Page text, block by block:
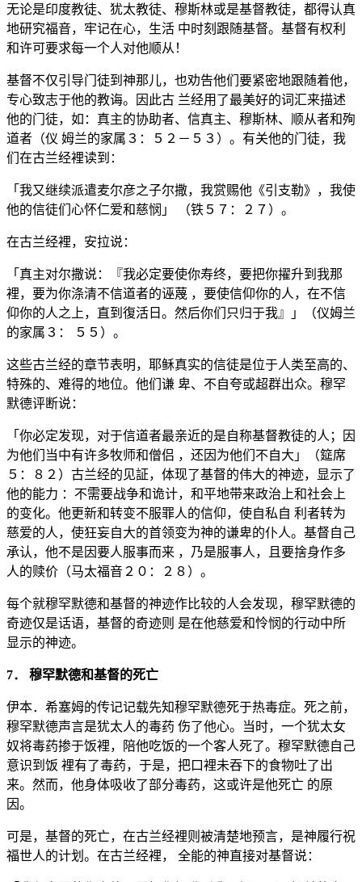
无论是印度教徒、犹太教徒、穆斯林或是基督教徒，都得认真
地研究福音，牢记在心，生活 中时刻跟随基督。基督有权利
和许可要求每一个人对他顺从！
基督不仅引导门徒到神那儿，也劝告他们要紧密地跟随着他，
专心致志于他的教诲。因此古 兰经用了最美好的词汇来描述
他的门徒，如：真主的协助者、信真主、穆斯林、顺从者和殉
道者（仪 姆兰的家属３：５２－５３）。有关他的门徒，我
们在古兰经裡读到：
「我又继续派遣麦尔彦之子尔撒，我赏赐他《引支勒》，我使
他的信徒们心怀仁爱和慈悯」 （铁５７：２７）。
在古兰经裡，安拉说：
「真主对尔撒说：『我必定要使你寿终，要把你擢升到我那
裡，要为你涤清不信道者的诬蔑 ，要使信仰你的人，在不信
仰你的人之上，直到復活日。然后你们只归于我』」（仪姆兰
的家属３： ５５）。
这些古兰经的章节表明，耶稣真实的信徒是位于人类至高的、
特殊的、难得的地位。他们谦 卑、不自夸或超群出众。穆罕
默德评断说：
「你必定发现，对于信道者最亲近的是自称基督教徒的人；因
为他们当中有许多牧师和僧侣 ，还因为他们不自大」（筵席
５：８２）古兰经的见証，体现了基督的伟大的神迹，显示了
他的能力 ：不需要战争和诡计，和平地带来政治上和社会上
的变化。他更新和转变不服罪人的信仰，使自私自 利者转为
慈爱的人，使狂妄自大的首领变为神的谦卑的仆人。基督自己
承认，他不是因要人服事而来 ，乃是服事人，且要捨身作多
人的赎价（马太福音２０：２８）。
每个就穆罕默德和基督的神迹作比较的人会发现，穆罕默德的
奇迹仅是话语，基督的奇迹则 是在他慈爱和怜悯的行动中所
显示的神迹。
7． 穆罕默德和基督的死亡
伊本．希塞姆的传记记载先知穆罕默德死于热毒症。死之前，
穆罕默德声言是犹太人的毒药 伤了他心。当时，一个犹太女
奴将毒药掺于饭裡，陪他吃饭的一个客人死了。穆罕默德自己
意识到饭 裡有了毒药，于是，把口裡未吞下的食物吐了出
来。然而，他身体吸收了部分毒药，这或许是他死亡 的原
因。
可是，基督的死亡，在古兰经裡则被清楚地预言，是神履行祝
福世人的计划。在古兰经裡， 全能的神直接对基督说：